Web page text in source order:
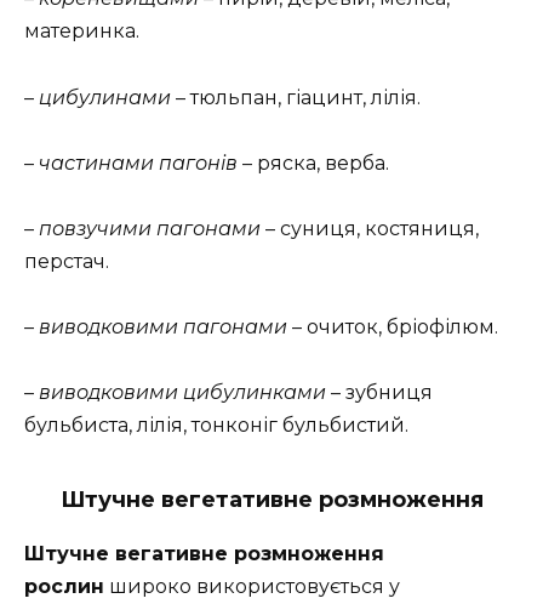
материнка.
– цибулинами – тюльпан, гіацинт, лілія.
– частинами пагонів – ряска, верба.
– повзучими пагонами – суниця, костяниця,
перстач.
– виводковими пагонами – очиток, бріофілюм.
– виводковими цибулинками – зубниця
бульбиста, лілія, тонконіг бульбистий.
Штучне вегетативне розмноження
Штучне вегативне розмноження
рослин широко використовується у